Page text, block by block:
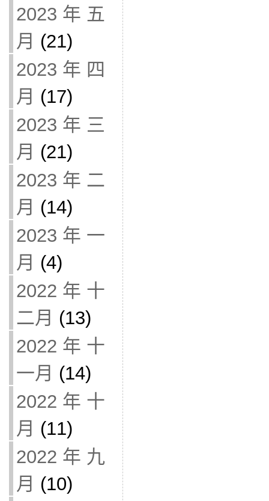
2023 年 五
月 (21)
2023 年 四
月 (17)
2023 年 三
月 (21)
2023 年 二
月 (14)
2023 年 一
月 (4)
2022 年 十
二月 (13)
2022 年 十
一月 (14)
2022 年 十
月 (11)
2022 年 九
月 (10)